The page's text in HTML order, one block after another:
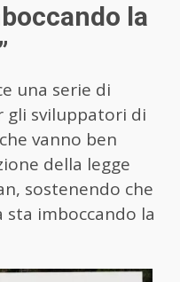
la
una serie di
gli sviluppatori di
vanno ben
della legge
sostenendo che
sta imboccando la